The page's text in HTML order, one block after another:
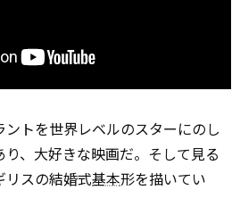
トを世界レベルのスターにのし
、大好きな映画だ。そして見る
リスの結婚式基本形を描いてい